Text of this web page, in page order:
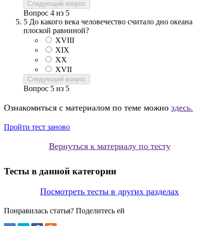
Следующий вопрос
Вопрос 4 из 5
5 До какого века человечество считало дно океана
плоской равниной?
XVIII
XIX
XX
XVII
Следующий вопрос
Вопрос 5 из 5
Ознакомиться с материалом по теме можно здесь.
Пройти тест заново
Вернуться к материалу по тесту
Тесты в данной категории
Посмотреть тесты в других разделах
Понравилась статья? Поделитесь ей